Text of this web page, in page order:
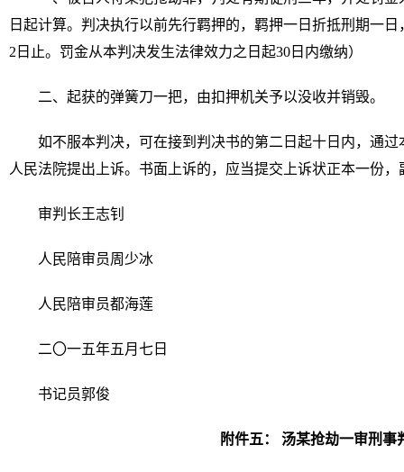
日起计算。判决执行以前先行羁押的，羁押一日折抵刑期一日
2日止。罚金从本判决发生法律效力之日起30日内缴纳）
二、起获的弹簧刀一把，由扣押机关予以没收并销毁。
如不服本判决，可在接到判决书的第二日起十日内，通
人民法院提出上诉。书面上诉的，应当提交上诉状正本一份，
审判长王志钊
人民陪审员周少冰
人民陪审员都海莲
二〇一五年五月七日
书记员郭俊
附件五： 汤某抢劫一审刑事